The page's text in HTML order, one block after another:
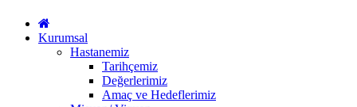
Kurumsal
Hastanemiz
Tarihçemiz
Değerlerimiz
Amaç ve Hedeflerimiz